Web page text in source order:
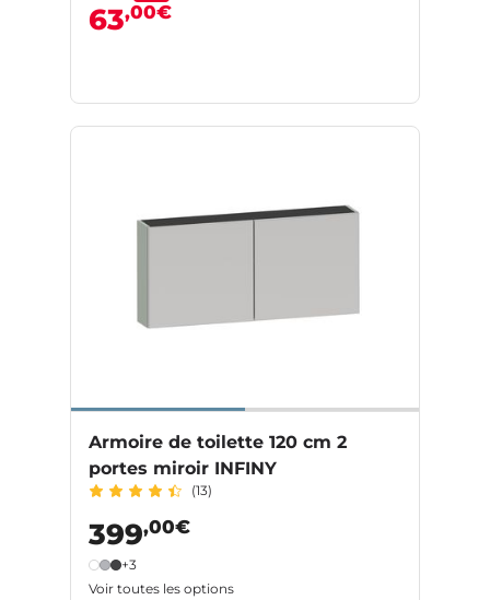
63,00€
Armoire de toilette 120 cm 2
portes miroir INFINY
(13)
399,00€
+3
Voir toutes les options